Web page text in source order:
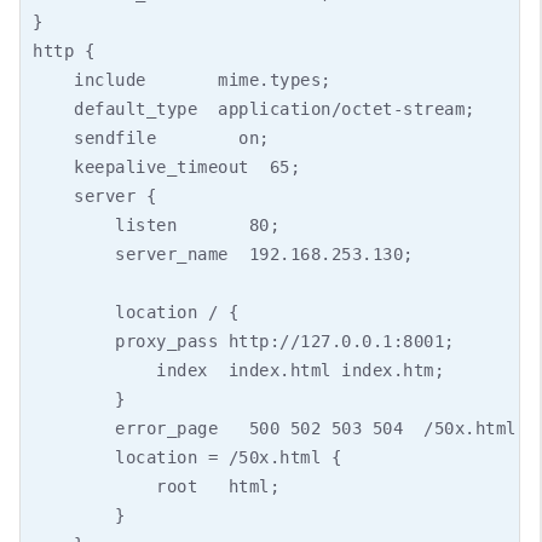
}
http {
    include       mime.types;
    default_type  application/octet-stream;
    sendfile        on;
    keepalive_timeout  65;
    server {
        listen       80;
        server_name  192.168.253.130;
        location / {
        proxy_pass http://127.0.0.1:8001;
            index  index.html index.htm;
        }
        error_page   500 502 503 504  /50x.html;
        location = /50x.html {
            root   html;
        }